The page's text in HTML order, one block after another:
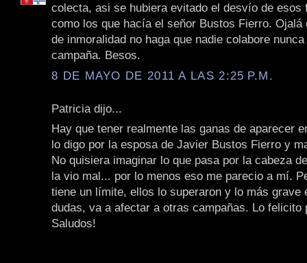
colecta, asi se hubiera evitado el desvío de esos
como los que hacía el señor Bustos Fierro. Ojalá
de inmoralidad no haga que nadie colabore
campaña. Besos.
8 DE MAYO DE 2011 A LAS 2:25 P.M.
Patricia dijo...
Hay que tener realmente las ganas de aparecer
lo digo por la esposa de Javier Bustos Fierro y
No quisiera imaginar lo que pasa por la cabeza
la vio mal... por lo menos eso me parecio a mí.
tiene un límite, ellos lo superaron y lo más grave
dudas, va a afectar a otras campañas. Lo felicito
Saludos!